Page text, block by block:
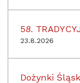
58.
23.8.2026
Dożynki